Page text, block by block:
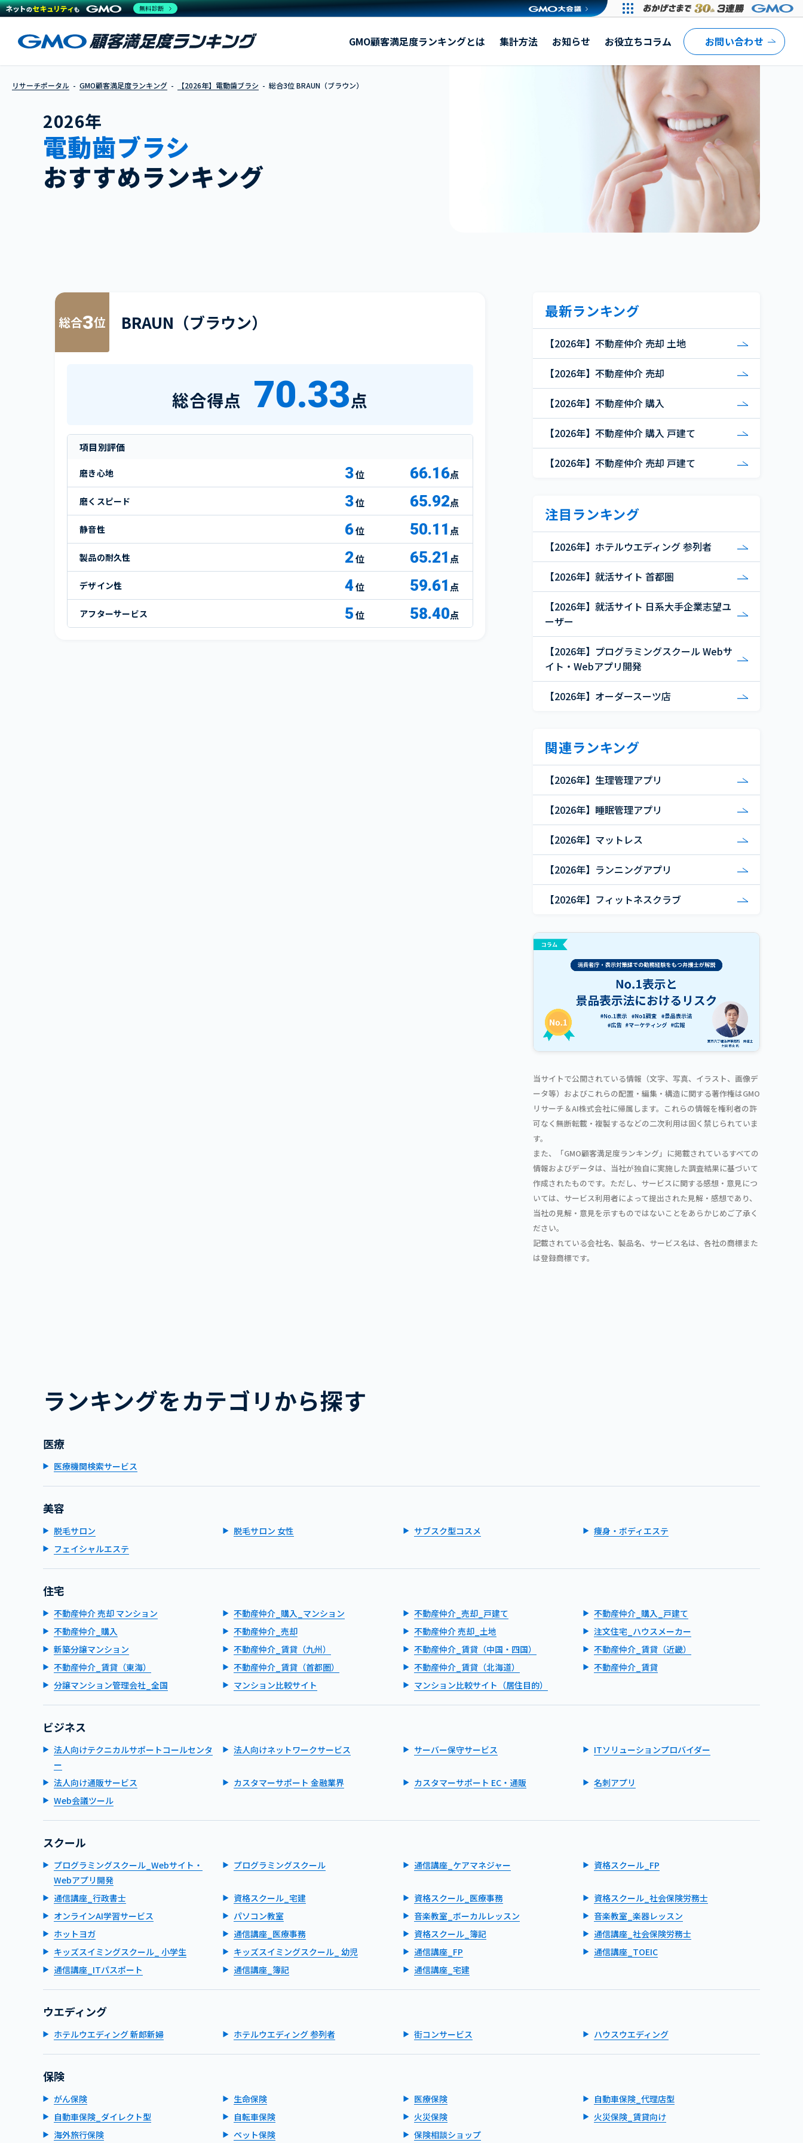
BRAUN（ブラウン）GMO顧客満足度ランキングとは 集計方法 お知らせ お役立ちコラム お問い合わせ
リサーチポータル GMO顧客満足度ランキング 【2026年】電動歯ブラシ 総合3位 BRAUN（ブラウン）
2026年
電動歯ブラシ
おすすめランキング
総合3位 BRAUN（ブラウン）
総合得点 70.33点
項目別評価
磨き心地 3 66.16点
磨くスピード 3 65.92点
静音性 6 50.11 点
製品の耐久性 2 65.21 点
デザイン性 4 59.61 点
アフターサービス 5 58.40点
最新ランキング
【2026年】不動産仲介 売却 土地
【2026年】不動産仲介 売却
【2026年】不動産仲介 購入
【2026年】不動産仲介 購入 戸建て
【2026年】不動産仲介 売却 戸建て
注目ランキング
【2026年】ホテルウエディング 参列者
【2026年】就活サイト 首都圏
【2026年】就活サイト 日系大手企業志望ユ
ーザー
【2026年】プログラミングスクール Webサ
イト・Webアプリ開発
【2026年】オーダースーツ店
関連ランキング
【2026年】生理管理アプリ
【2026年】睡眠管理アプリ
【2026年】マットレス
【2026年】ランニングアプリ
【2026年】フィットネスクラブ
当サイトで公開されている情報（文字、写真、イラスト、画像デ
ータ等）およびこれらの配置・編集・構造に関する著作権はGMO
リサーチ＆AI株式会社に帰属します。これらの情報を権利者の許
可なく無断転載・複製するなどの二次利用は固く禁じられていま
す。
また、「GMO顧客満足度ランキング」に掲載されているすべての
情報およびデータは、当社が独自に実施した調査結果に基づいて
作成されたものです。ただし、サービスに関する感想・意見につ
いては、サービス利用者によって提出された見解・感想であり、
当社の見解・意見を示すものではないことをあらかじめご了承く
ださい。
記載されている会社名、製品名、サービス名は、各社の商標また
は登録商標です。
ランキングをカテゴリから探す
医療
医療機関検索サービス
美容
脱毛サロン 脱毛サロン 女性 サブスク型コスメ
痩身・ボディエステ
フェイシャルエステ
住宅
不動産仲介 売却 マンション 不動産仲介_購入_マンション 不動産仲介_売却_戸建て
不動産仲介_購入_戸建て
不動産仲介_購入
不動産仲介_売却 不動産仲介 売却_土地
注文住宅_ハウスメーカー
新築分譲マンション
不動産仲介_賃貸（九州） 不動産仲介_賃貸（中国・四国）
不動産仲介_賃貸（近畿）
不動産仲介_賃貸（東海）
不動産仲介_賃貸（首都圏） 不動産仲介_賃貸（北海道）
不動産仲介_賃貸
分譲マンション管理会社_全国
マンション比較サイト マンション比較サイト（居住目的）
ビジネス
法人向けテクニカルサポートコールセンタ
ー
法人向けネットワークサービス サーバー保守サービス ITソリューションプロバイダー
法人向け通販サービス カスタマーサポート 金融業界 カスタマーサポート EC・通販
名刺アプリ
Web会議ツール
スクール
プログラミングスクール_Webサイト・
Webアプリ開発
プログラミングスクール 通信講座_ケアマネジャー 資格スクール_FP
通信講座_行政書士 資格スクール_宅建 資格スクール_医療事務
資格スクール_社会保険労務士
オンラインAI学習サービス
パソコン教室 音楽教室_ボーカルレッスン
音楽教室_楽器レッスン
ホットヨガ
通信講座_医療事務 資格スクール_簿記
通信講座_社会保険労務士
キッズスイミングスクール_ 小学生
キッズスイミングスクール_ 幼児 通信講座_FP
通信講座_TOEIC
通信講座_ITパスポート
通信講座_簿記 通信講座_宅建
ウエディング
ホテルウエディング 新郎新婦 ホテルウエディング 参列者 街コンサービス ハウスウエディング
保険
がん保険 生命保険 医療保険
自動車保険_代理店型
自動車保険_ダイレクト型
自転車保険 火災保険
火災保険_賃貸向け
海外旅行保険
ペット保険 保険相談ショップ
無料診断